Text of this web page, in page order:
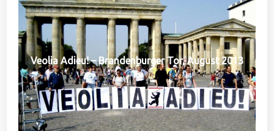
Veolia Adieu! – Brandenburger Tor, August 2013